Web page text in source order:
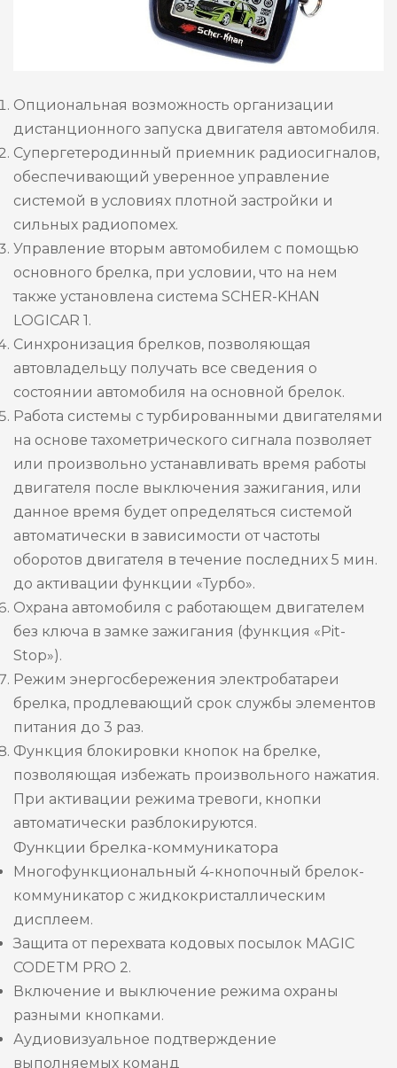
Опциональная возможность организации
дистанционного запуска двигателя автомобиля.
Супергетеродинный приемник радиосигналов,
обеспечивающий уверенное управление
системой в условиях плотной застройки и
сильных радиопомех.
Управление вторым автомобилем с помощью
основного брелка, при условии, что на нем
также установлена система SCHER-KHAN
LOGICAR 1.
Синхронизация брелков, позволяющая
автовладельцу получать все сведения о
состоянии автомобиля на основной брелок.
Работа системы с турбированными двигателями
на основе тахометрического сигнала позволяет
или произвольно устанавливать время работы
двигателя после выключения зажигания, или
данное время будет определяться системой
автоматически в зависимости от частоты
оборотов двигателя в течение последних 5 мин.
до активации функции «Турбо».
Охрана автомобиля с работающем двигателем
без ключа в замке зажигания (функция «Pit-
Stop»).
Режим энергосбережения электробатареи
брелка, продлевающий срок службы элементов
питания до 3 раз.
Функция блокировки кнопок на брелке,
позволяющая избежать произвольного нажатия.
При активации режима тревоги, кнопки
автоматически разблокируются.
Функции брелка-коммуникатора
Многофункциональный 4-кнопочный брелок-
коммуникатор с жидкокристаллическим
дисплеем.
Защита от перехвата кодовых посылок MAGIC
CODETM PRO 2.
Включение и выключение режима охраны
разными кнопками.
Аудиовизуальное подтверждение
выполняемых команд